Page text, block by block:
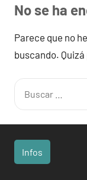
No se ha
Parece que no
buscando.
Buscar:
Infos